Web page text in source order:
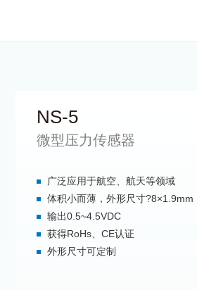
NS-5
微型压力传感器
广泛应用于航空、航天等领域
体积小而薄，外形尺寸?8×1.9mm
输出0.5~4.5VDC
获得RoHs、CE认证
外形尺寸可定制